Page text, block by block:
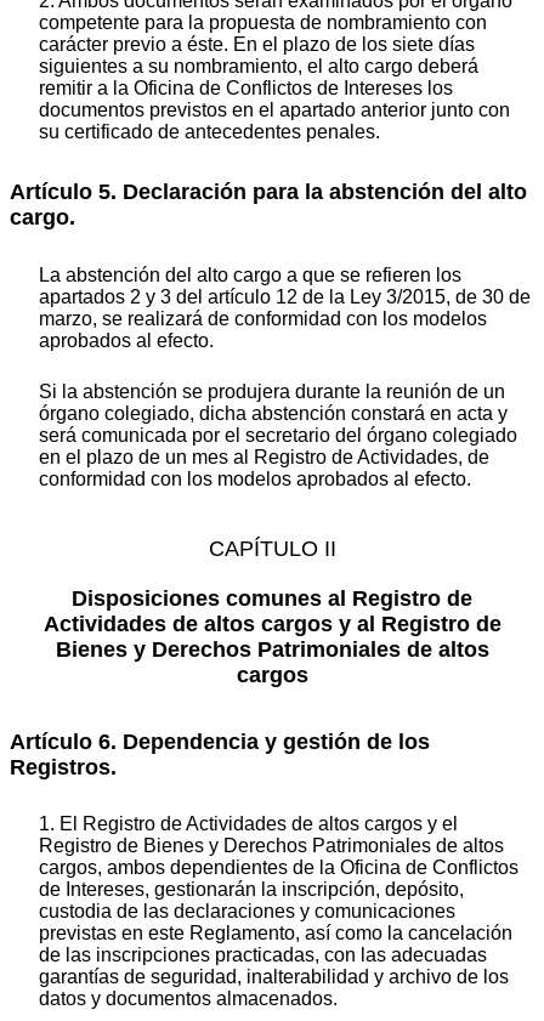
competente para la propuesta de nombramiento con
carácter previo a éste. En el plazo de los siete días
siguientes a su nombramiento, el alto cargo deberá
remitir a la Oficina de Conflictos de Intereses los
documentos previstos en el apartado anterior junto con
su certificado de antecedentes penales.
Artículo 5. Declaración para la abstención del alto
cargo.
La abstención del alto cargo a que se refieren los
apartados 2 y 3 del artículo 12 de la Ley 3/2015, de 30 de
marzo, se realizará de conformidad con los modelos
aprobados al efecto.
Si la abstención se produjera durante la reunión de un
órgano colegiado, dicha abstención constará en acta y
será comunicada por el secretario del órgano colegiado
en el plazo de un mes al Registro de Actividades, de
conformidad con los modelos aprobados al efecto.
CAPÍTULO II
Disposiciones comunes al Registro de
Actividades de altos cargos y al Registro de
Bienes y Derechos Patrimoniales de altos
cargos
Artículo 6. Dependencia y gestión de los
Registros.
1. El Registro de Actividades de altos cargos y el
Registro de Bienes y Derechos Patrimoniales de altos
cargos, ambos dependientes de la Oficina de Conflictos
de Intereses, gestionarán la inscripción, depósito,
custodia de las declaraciones y comunicaciones
previstas en este Reglamento, así como la cancelación
de las inscripciones practicadas, con las adecuadas
garantías de seguridad, inalterabilidad y archivo de los
datos y documentos almacenados.